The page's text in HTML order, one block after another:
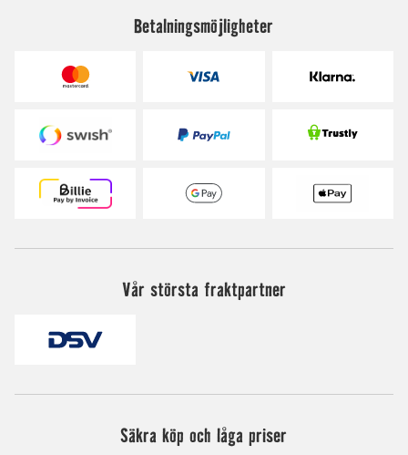
Betalningsmöjligheter
Vår största fraktpartner
Säkra köp och låga priser